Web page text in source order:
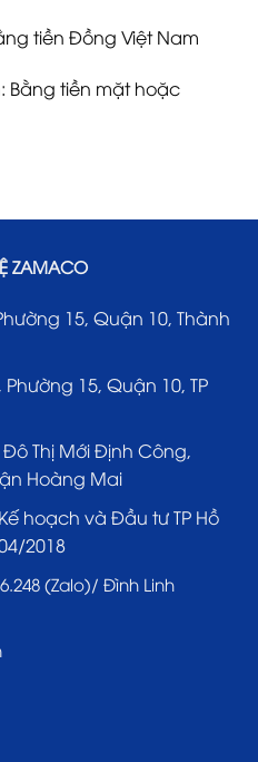
tiền Đồng Việt Nam
Bằng tiền mặt hoặc
ZAMACO
15, Quận 10, Thành
Phường 15, Quận 10, TP
Thị Mới Định Công,
Hoàng Mai
hoạch và Đầu tư TP Hồ
2018
(Zalo)/ Đình Linh